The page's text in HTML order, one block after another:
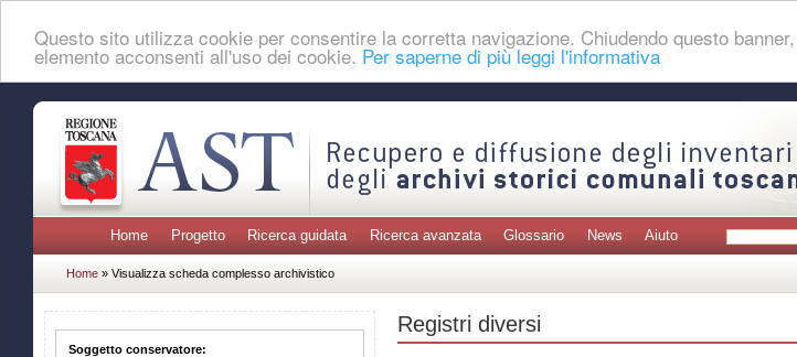
Questo sito utilizza cookie per consentire la corretta navigazione. Chiudendo questo
elemento acconsenti all'uso dei cookie. Per saperne di più leggi l'informativa
Home Progetto Ricerca guidata Ricerca avanzata Glossario News Aiuto
Home » Visualizza scheda complesso archivistico
Soggetto conservatore:
Registri diversi